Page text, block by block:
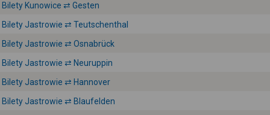
Bilety Kunowice ⇄ Gesten
Bilety Jastrowie ⇄ Teutschenthal
Bilety Jastrowie ⇄ Osnabrück
Bilety Jastrowie ⇄ Neuruppin
Bilety Jastrowie ⇄ Hannover
Bilety Jastrowie ⇄ Blaufelden